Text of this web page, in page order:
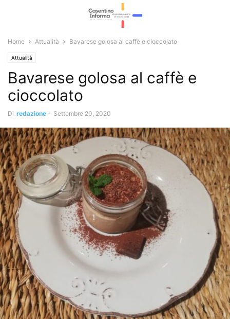
Home Attualità Bavarese golosa al caffè e cioccolato
Attualità
Bavarese golosa al caffè e
cioccolato
Di redazione - Settembre 20, 2020